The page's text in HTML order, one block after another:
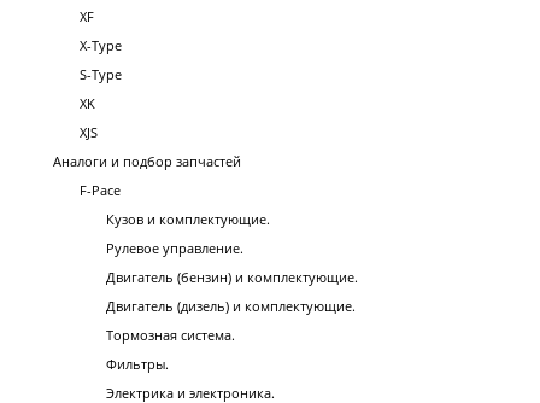
XF
X-Type
S-Type
XK
XJS
Аналоги и подбор запчастей
F-Pace
Кузов и комплектующие.
Рулевое управление.
Двигатель (бензин) и комплектующие.
Двигатель (дизель) и комплектующие.
Тормозная система.
Фильтры.
Электрика и электроника.